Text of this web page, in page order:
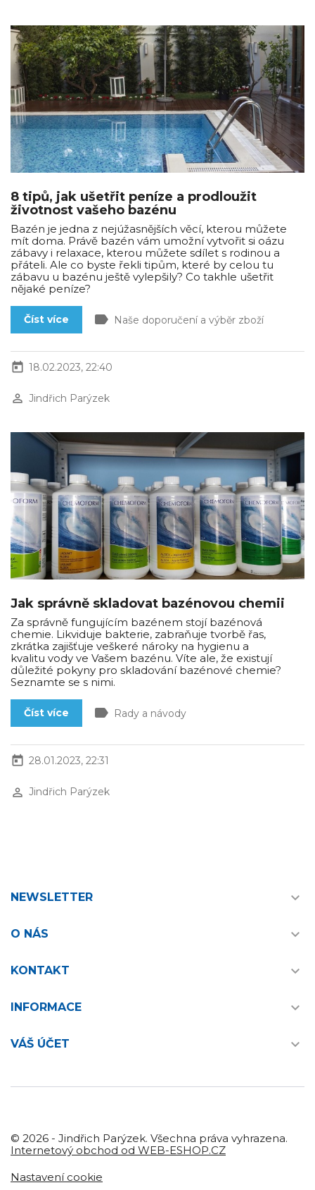
8 tipů, jak ušetřit peníze a prodloužit
životnost vašeho bazénu
Bazén je jedna z nejúžasnějších věcí, kterou můžete
mít doma. Právě bazén vám umožní vytvořit si oázu
zábavy i relaxace, kterou můžete sdílet s rodinou a
přáteli. Ale co byste řekli tipům, které by celou tu
zábavu u bazénu ještě vylepšily? Co takhle ušetřit
nějaké peníze?
Číst více label Naše doporučení a výběr zboží
today 18.02.2023, 22:40
perm_identity Jindřich Parýzek
Jak správně skladovat bazénovou chemii
Za správně fungujícím bazénem stojí bazénová
chemie. Likviduje bakterie, zabraňuje tvorbě řas,
zkrátka zajišťuje veškeré nároky na hygienu a
kvalitu vody ve Vašem bazénu. Víte ale, že existují
důležité pokyny pro skladování bazénové chemie?
Seznamte se s nimi.
Číst více label Rady a návody
today 28.01.2023, 22:31
perm_identity Jindřich Parýzek
NEWSLETTER 
O NÁS 
KONTAKT 
INFORMACE 
VÁŠ ÚČET 
© 2026 - Jindřich Parýzek. Všechna práva vyhrazena.
Internetový obchod od WEB-ESHOP.CZ
Nastavení cookie